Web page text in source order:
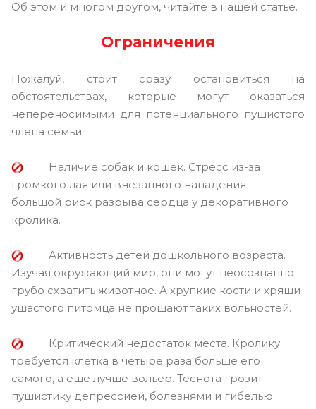
Об этом и многом другом, читайте в нашей статье.
Ограничения
Пожалуй, стоит сразу остановиться на
обстоятельствах, которые могут оказаться
непереносимыми для потенциального пушистого
члена семьи.
Наличие собак и кошек. Стресс из-за
громкого лая или внезапного нападения –
большой риск разрыва сердца у декоративного
кролика.
Активность детей дошкольного возраста.
Изучая окружающий мир, они могут неосознанно
грубо схватить животное. А хрупкие кости и хрящи
ушастого питомца не прощают таких вольностей.
Критический недостаток места. Кролику
требуется клетка в четыре раза больше его
самого, а еще лучше вольер. Теснота грозит
пушистику депрессией, болезнями и гибелью.